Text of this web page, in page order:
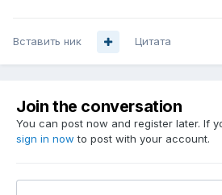
Вставить ник Цитата
Join the conversation
You can post now and register later. If
sign in now to post with your account.